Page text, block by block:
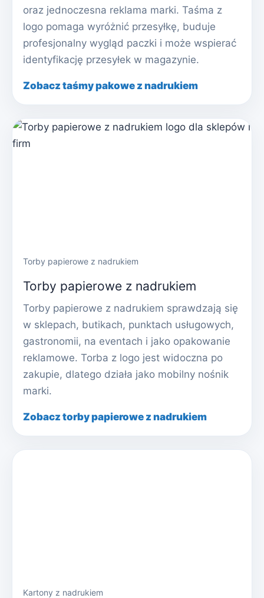
oraz jednoczesna reklama marki. Taśma z
logo pomaga wyróżnić przesyłkę, buduje
profesjonalny wygląd paczki i może wspierać
identyfikację przesyłek w magazynie.
Zobacz taśmy pakowe z nadrukiem
Torby papierowe z nadrukiem
Torby papierowe z nadrukiem
Torby papierowe z nadrukiem sprawdzają się
w sklepach, butikach, punktach usługowych,
gastronomii, na eventach i jako opakowanie
reklamowe. Torba z logo jest widoczna po
zakupie, dlatego działa jako mobilny nośnik
marki.
Zobacz torby papierowe z nadrukiem
Kartony z nadrukiem